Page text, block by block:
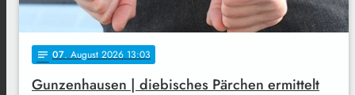
notes 07. August 2026 13:03
Gunzenhausen | diebisches Pärchen ermittelt